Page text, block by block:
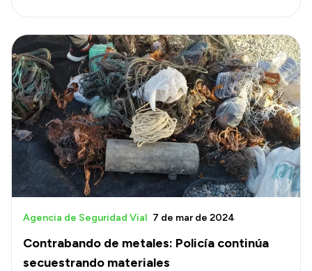
Consulta de pago a proveedores
Convocatorias
Intranet
Login
Contrabando de metales: Policía continúa
secuestrando materiales
Agencia de Seguridad Vial 7 de mar de 2024